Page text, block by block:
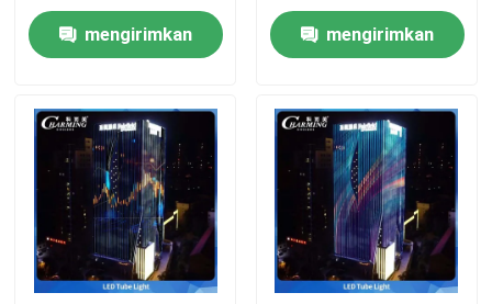
Produk
Tampilan VR
Tentang kita
Wisata pabrik
Lampu Aluminium
mengirimkan
TUBE
mengirimkan